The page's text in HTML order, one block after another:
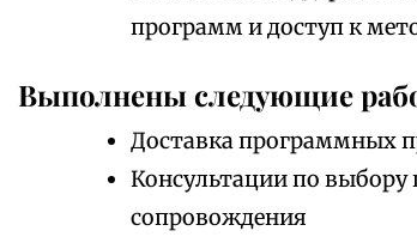
программ и доступ к
Выполнены следующие
Доставка программных
Консультации по выбору
сопровождения